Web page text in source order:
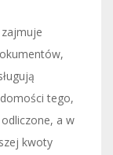
tego,
a w
kwoty